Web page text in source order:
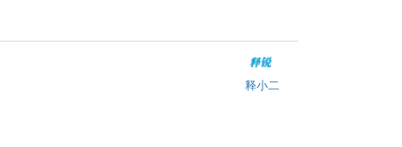
释小二